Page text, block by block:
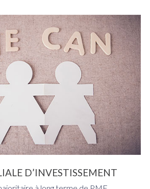
D’INVESTISSEMENT